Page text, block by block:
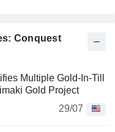
Conquest
Multiple Gold-In-Till
Gold Project
29/07